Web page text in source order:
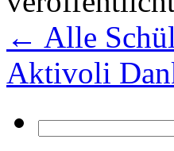
← Alle
Aktivoli
nach: